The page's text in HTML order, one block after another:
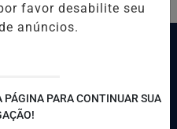
favor desabilite seu
anúncios.
PARA CONTINUAR SUA